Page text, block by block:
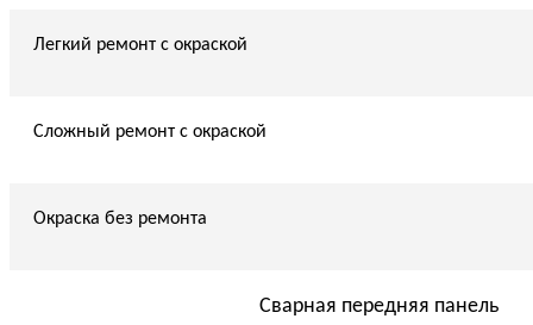
Легкий ремонт с окраской
Сложный ремонт с окраской
Окраска без ремонта
Сварная передняя панель